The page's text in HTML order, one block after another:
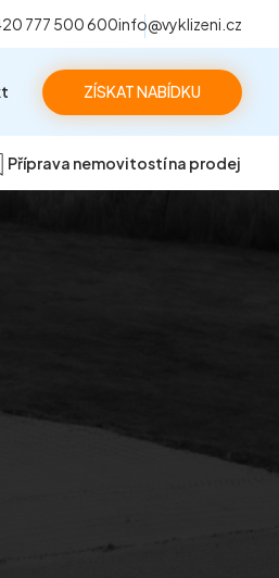
777 500 600info@vyklizeni.cz
ZÍSKAT NABÍDKU
Příprava nemovitostí na prodej